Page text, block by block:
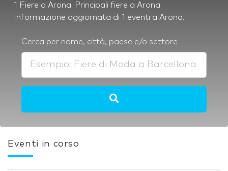
1 Fiere a Arona. Principali fiere a Arona.
Informazione aggiornata di 1 eventi a Arona.
Cerca per nome, città, paese e/o settore
Eventi in corso